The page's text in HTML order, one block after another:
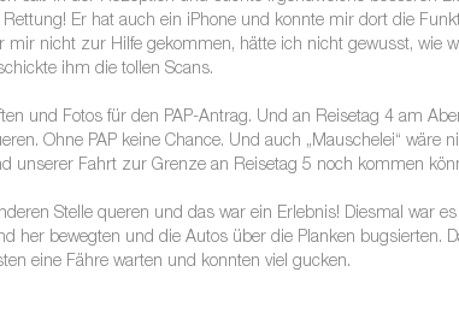
Er hat auch ein iPhone und konnte mir dort die
mir nicht zur Hilfe gekommen, hätte ich nicht gewusst, wie
ihm die tollen Scans.
und Fotos für den PAP-Antrag. Und an Reisetag 4 am
Ohne PAP keine Chance. Und auch „Mauschelei“ wäre
unserer Fahrt zur Grenze an Reisetag 5 noch kommen
Stelle queren und das war ein Erlebnis! Diesmal war
her bewegten und die Autos über die Planken bugsierten.
eine Fähre warten und konnten viel gucken.